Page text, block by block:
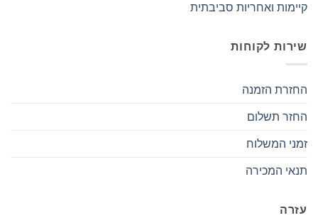
קיימות ואחריות סביבתית
שירות לקוחות
החזרת הזמנה
החזר תשלום
זמני המשלוח
תנאי המכירה
עזרה